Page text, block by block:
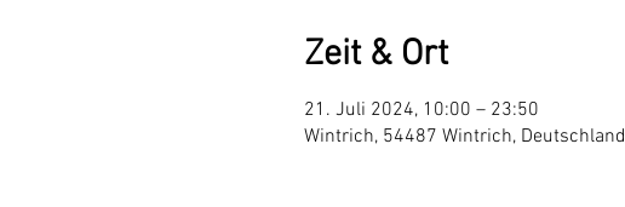
Zeit & Ort
21. Juli 2024, 10:00 – 23:50
Wintrich, 54487 Wintrich, Deutschland